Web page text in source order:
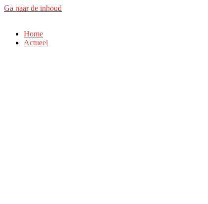
Ga naar de inhoud
Home
Actueel